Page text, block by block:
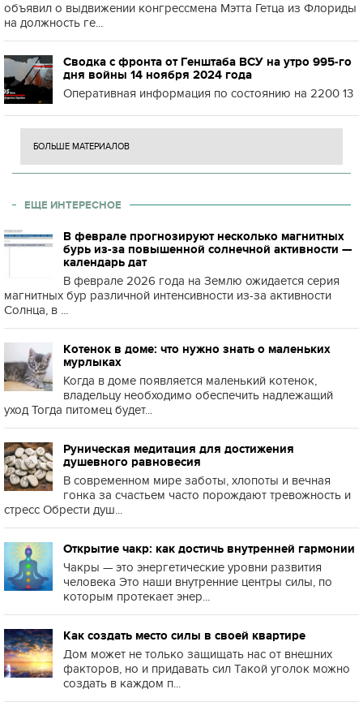
объявил о выдвижении конгрессмена Мэтта Гетца из Флориды
на должность ге...
Сводка с фронта от Генштаба ВСУ на утро 995-го
дня войны 14 ноября 2024 года
Оперативная информация по состоянию на 2200 13
БОЛЬШЕ МАТЕРИАЛОВ
ЕЩЕ ИНТЕРЕСНОЕ
В феврале прогнозируют несколько магнитных
бурь из-за повышенной солнечной активности —
календарь дат
В феврале 2026 года на Землю ожидается серия
магнитных бур различной интенсивности из-за активности
Солнца, в ...
Котенок в доме: что нужно знать о маленьких
мурлыках
Когда в доме появляется маленький котенок,
владельцу необходимо обеспечить надлежащий
уход Тогда питомец будет...
Руническая медитация для достижения
душевного равновесия
В современном мире заботы, хлопоты и вечная
гонка за счастьем часто порождают тревожность и
стресс Обрести душ...
Открытие чакр: как достичь внутренней гармонии
Чакры — это энергетические уровни развития
человека Это наши внутренние центры силы, по
которым протекает энер...
Как создать место силы в своей квартире
Дом может не только защищать нас от внешних
факторов, но и придавать сил Такой уголок можно
создать в каждом п...